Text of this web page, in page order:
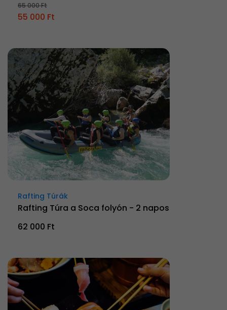
65 000 Ft
55 000 Ft
Rafting Túrák
Rafting Túra a Soca folyón - 2 napos
62 000 Ft